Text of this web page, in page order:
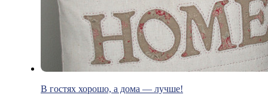
В гостях хорошо, а дома — лучше!